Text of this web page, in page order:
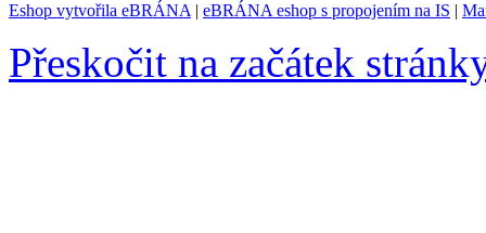
Eshop vytvořila eBRÁNA | eBRÁNA eshop s propojením na IS |
Přeskočit na začátek